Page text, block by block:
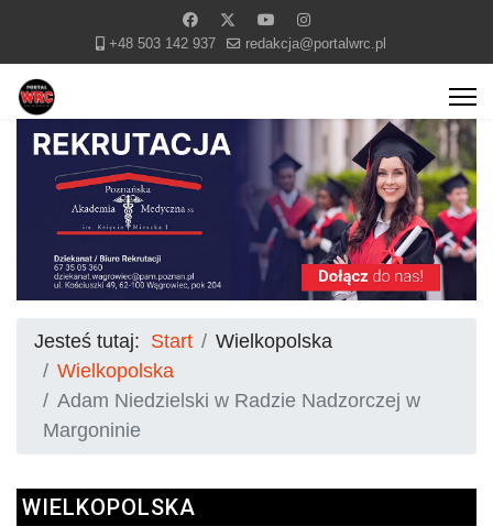
+48 503 142 937 redakcja@portalwrc.pl
Jesteś tutaj: Start
Wielkopolska
Wielkopolska
Adam Niedzielski w Radzie Nadzorczej w
Margoninie
WIELKOPOLSKA